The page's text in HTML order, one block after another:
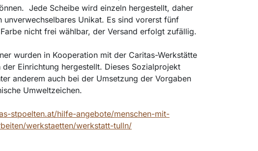
Jede Scheibe wird einzeln hergestellt, daher
unverwechselbares Unikat. Es sind vorerst fünf
nicht frei wählbar, der Versand erfolgt zufällig.
wurden in Kooperation mit der Caritas-Werkstätte
der Einrichtung hergestellt. Dieses Sozialprojekt
anderem auch bei der Umsetzung der Vorgaben
Umweltzeichen.
stpoelten.at/hilfe-angebote/menschen-mit-
werkstaetten/werkstatt-tulln/